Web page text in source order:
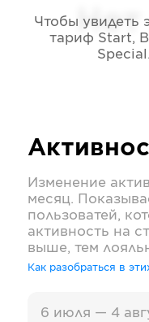
Чтобы увидеть
тариф Start,
Special .
Изменение
месяц.
пользоватей,
активность на
выше, тем
Как разобраться в
6 июля — 4